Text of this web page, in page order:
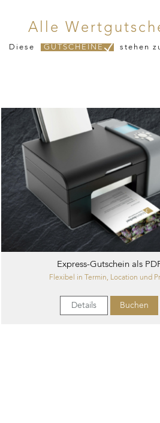
Alle
Diese GUTSCHEINE stehen
Express-Gutschein als
Flexibel in Termin, Location und
Details Buchen